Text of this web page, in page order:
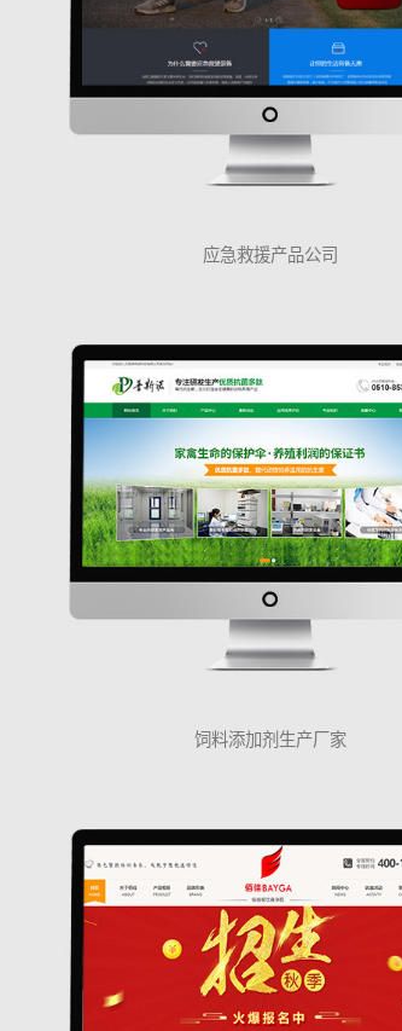
应急救援产品公司
饲料添加剂生产厂家